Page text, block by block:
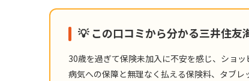
💡 この口コミから分かる三井住友
30歳を過ぎて保険未加入に不安を感じ、ショ
病気への保障と無理なく払える保険料、タブレ